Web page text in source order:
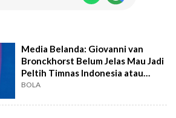
Media Belanda: Giovanni van
Bronckhorst Belum Jelas Mau Jadi
Peltih Timnas Indonesia atau
Tidak
BOLA